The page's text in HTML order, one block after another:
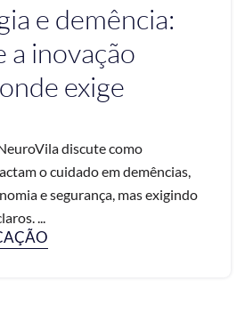
e demência:
a inovação
exige
discute como
o cuidado em demências,
e segurança, mas exigindo
...